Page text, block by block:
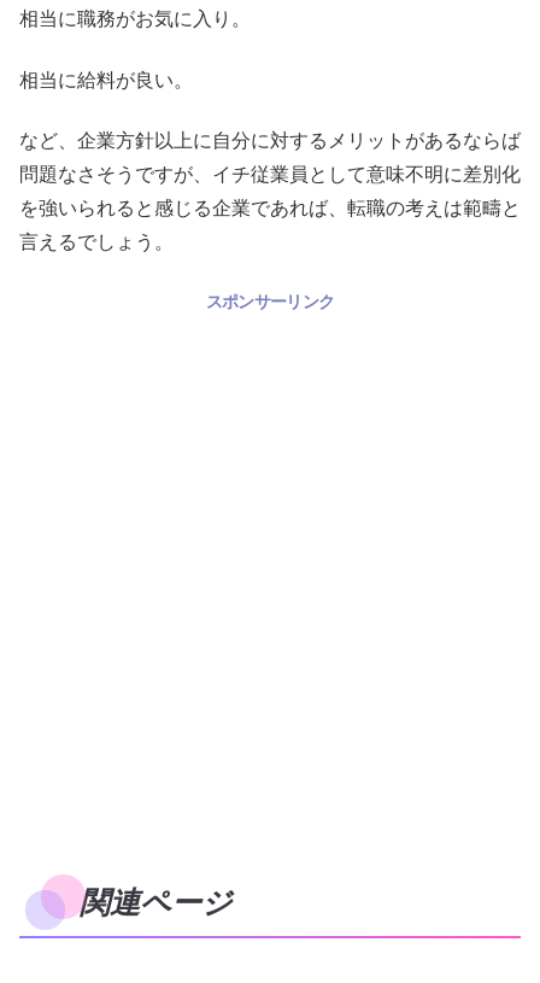
相当に職務がお気に入り。
相当に給料が良い。
など、企業方針以上に自分に対するメリットがあるならば
問題なさそうですが、イチ従業員として意味不明に差別化
を強いられると感じる企業であれば、転職の考えは範疇と
言えるでしょう。
スポンサーリンク
関連ページ